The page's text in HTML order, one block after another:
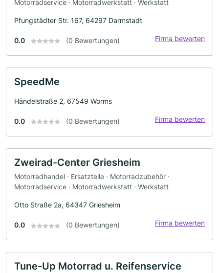
Motorradservice · Motorradwerkstatt · Werkstatt
Pfungstädter Str. 167, 64297 Darmstadt
0.0 (0 Bewertungen) Firma bewerten
SpeedMe
Händelstraße 2, 67549 Worms
0.0 (0 Bewertungen) Firma bewerten
Zweirad-Center Griesheim
Motorradhandel · Ersatzteile · Motorradzubehör ·
Motorradservice · Motorradwerkstatt · Werkstatt
Otto Straße 2a, 64347 Griesheim
0.0 (0 Bewertungen) Firma bewerten
Tune-Up Motorrad u. Reifenservice